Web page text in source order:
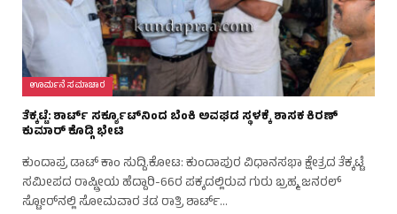
ಊರ್ಮನೆ ಸಮಾಚಾರ
ತೆಕ್ಕಟ್ಟೆ: ಶಾರ್ಟ್ ಸರ್ಕ್ಯೂಟ್‌ನಿಂದ ಬೆಂಕಿ ಅವಘಡ ಸ್ಥಳಕ್ಕೆ ಶಾಸಕ ಕಿರಣ್
ಕುಮಾರ್ ಕೊಡ್ಗಿ ಭೇಟಿ
ಕುಂದಾಪ್ರ ಡಾಟ್‌ ಕಾಂ ಸುದ್ದಿ.ಕೋಟ: ಕುಂದಾಪುರ ವಿಧಾನಸಭಾ ಕ್ಷೇತ್ರದ ತೆಕ್ಕಟ್ಟೆ
ಸಮೀಪದ ರಾಷ್ಟ್ರೀಯ ಹೆದ್ದಾರಿ-66ರ ಪಕ್ಕದಲ್ಲಿರುವ ಗುರು ಬ್ರಹ್ಮ ಜನರಲ್
ಸ್ಟೋರ್‌ನಲ್ಲಿ ಸೋಮವಾರ ತಡ ರಾತ್ರಿ ಶಾರ್ಟ್…